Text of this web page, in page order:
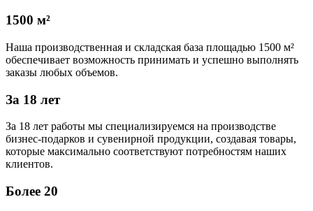
1500 м²
Наша производственная и складская база площадью 1500 м²
обеспечивает возможность принимать и успешно выполнять
заказы любых объемов.
За 18 лет
За 18 лет работы мы специализируемся на производстве
бизнес-подарков и сувенирной продукции, создавая товары,
которые максимально соответствуют потребностям наших
клиентов.
Более 20